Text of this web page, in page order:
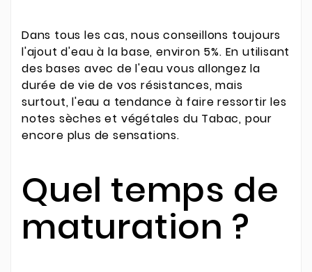
Dans tous les cas, nous conseillons toujours
l'ajout d'eau à la base, environ 5%. En utilisant
des bases avec de l'eau vous allongez la
durée de vie de vos résistances, mais
surtout, l'eau a tendance à faire ressortir les
notes sèches et végétales du Tabac, pour
encore plus de sensations.
Quel temps de
maturation ?